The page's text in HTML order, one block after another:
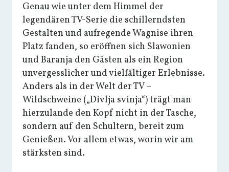
Genau wie unter dem Himmel der
legendären TV-Serie die schillerndsten
Gestalten und aufregende Wagnise ihren
Platz fanden, so eröffnen sich Slawonien
und Baranja den Gästen als ein Region
unvergesslicher und vielfältiger Erlebnisse.
Anders als in der Welt der TV –
Wildschweine („Divlja svinja“) trägt man
hierzulande den Kopf nicht in der Tasche,
sondern auf den Schultern, bereit zum
Genießen. Vor allem etwas, worin wir am
stärksten sind.